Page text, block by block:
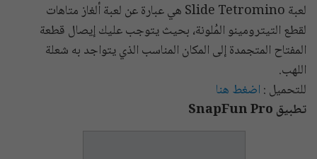
لعبة Slide Tetromino هي عبارة عن لعبة ألغاز متاهات
لقطع التيترومينو المُلونة، بحيث يتوجب عليك إيصال قطعة
المفتاح المتجمدة إلى المكان المناسب الذي يتواجد به شعلة
اللهب.
للتحميل : اضغط هنا
تطبيق SnapFun Pro